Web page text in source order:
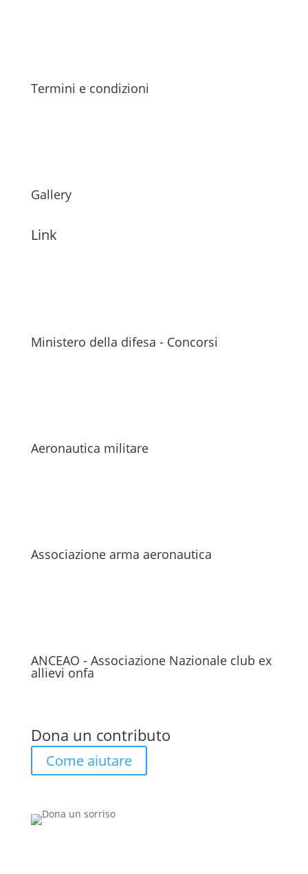
Termini e condizioni
Gallery
Link
Ministero della difesa - Concorsi
Aeronautica militare
Associazione arma aeronautica
ANCEAO - Associazione Nazionale club ex
allievi onfa
Dona un contributo
Come aiutare